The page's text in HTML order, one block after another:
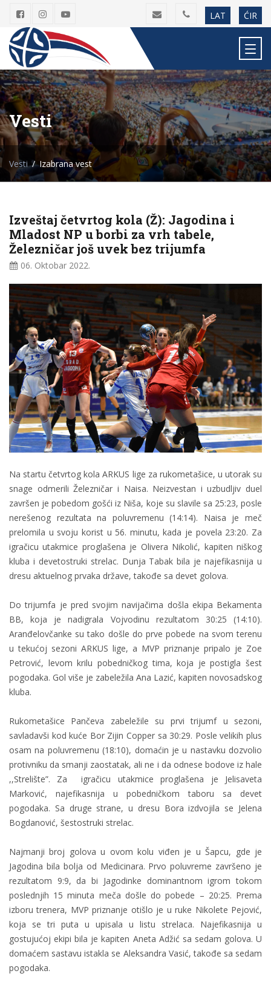
LAT ĆIR
Vesti
Vesti Izabrana vest
Izveštaj četvrtog kola (Ž): Jagodina i
Mladost NP u borbi za vrh tabele,
Železničar još uvek bez trijumfa
06. Oktobar 2022.
Na startu četvrtog kola ARKUS lige za rukometašice, u utorak su
snage odmerili Železničar i Naisa. Neizvestan i uzbudljiv duel
završen je pobedom gošći iz Niša, koje su slavile sa 25:23, posle
nerešenog rezultata na poluvremenu (14:14). Naisa je meč
prelomila u svoju korist u 56. minutu, kada je povela 23:20. Za
igračicu utakmice proglašena je Olivera Nikolić, kapiten niškog
kluba i devetostruki strelac. Dunja Tabak bila je najefikasnija u
dresu aktuelnog prvaka države, takođe sa devet golova.
Do trijumfa je pred svojim navijačima došla ekipa Bekamenta
BB, koja je nadigrala Vojvodinu rezultatom 30:25 (14:10).
Aranđelovčanke su tako došle do prve pobede na svom terenu
u tekućoj sezoni ARKUS lige, a MVP priznanje pripalo je Zoe
Petrović, levom krilu pobedničkog tima, koja je postigla šest
pogodaka. Gol više je zabeležila Ana Lazić, kapiten novosadskog
kluba.
Rukometašice Pančeva zabeležile su prvi trijumf u sezoni,
savladavši kod kuće Bor Zijin Copper sa 30:29. Posle velikih plus
osam na poluvremenu (18:10), domaćin je u nastavku dozvolio
protivniku da smanji zaostatak, ali ne i da odnese bodove iz hale
,,Strelište”. Za igračicu utakmice proglašena je Jelisaveta
Marković, najefikasnija u pobedničkom taboru sa devet
pogodaka. Sa druge strane, u dresu Bora izdvojila se Jelena
Bogdanović, šestostruki strelac.
Najmanji broj golova u ovom kolu viđen je u Šapcu, gde je
Jagodina bila bolja od Medicinara. Prvo poluvreme završeno je
rezultatom 9:9, da bi Jagodinke dominantnom igrom tokom
poslednjih 15 minuta meča došle do pobede – 20:25. Prema
izboru trenera, MVP priznanje otišlo je u ruke Nikolete Pejović,
koja se tri puta u upisala u listu strelaca. Najefikasnija u
gostujućoj ekipi bila je kapiten Aneta Adžić sa sedam golova. U
domaćem sastavu istakla se Aleksandra Vasić, takođe sa sedam
pogodaka.